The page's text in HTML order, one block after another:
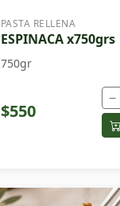
PASTA RELLENA
ESPINACA x750grs
750gr
$550
−